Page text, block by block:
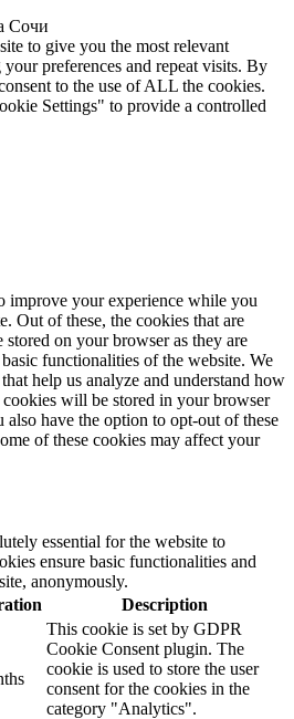
Сочи
to give you the most relevant
preferences and repeat visits. By
to the use of ALL the cookies.
Settings" to provide a controlled
improve your experience while you
Out of these, the cookies that are
stored on your browser as they are
functionalities of the website. We
help us analyze and understand how
will be stored in your browser
have the option to opt-out of these
of these cookies may affect your
essential for the website to
ensure basic functionalities and
anonymously.
Description
This cookie is set by GDPR
Cookie Consent plugin. The
cookie is used to store the user
consent for the cookies in the
category "Analytics".